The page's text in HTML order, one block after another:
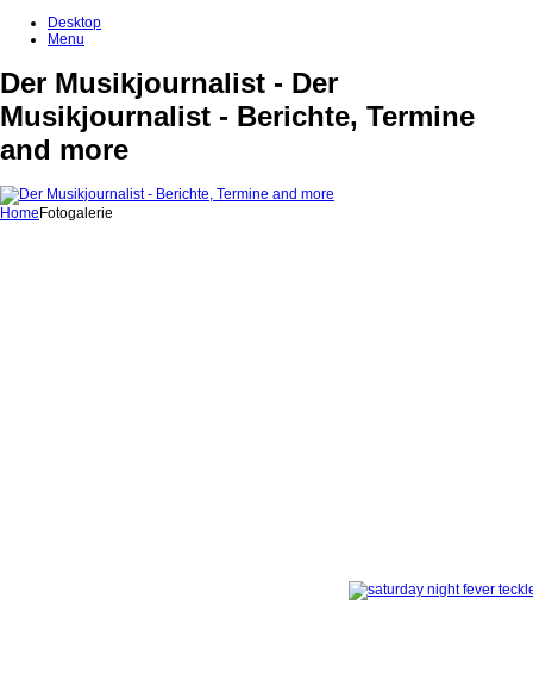
Desktop
Menu
Der Musikjournalist - Der
Musikjournalist - Berichte, Termine
and more
Home Fotogalerie